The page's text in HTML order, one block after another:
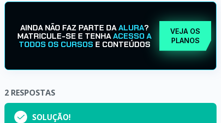
AINDA NÃO FAZ PARTE DAALURA?
MATRICULE-SE E TENHAACESSO A
TODOS OS CURSOS E CONTEÚDOS
VEJA OS
PLANOS
2 RESPOSTAS
SOLUÇÃO!